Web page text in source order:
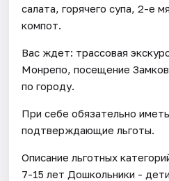
салата, горячего супа, 2-е
компот.
Вас ждет: трассовая
Монрепо, посещение
по городу.
При себе обязательно
подтверждающие льготы.
Описание льготных
7-15 лет Дошкольники -